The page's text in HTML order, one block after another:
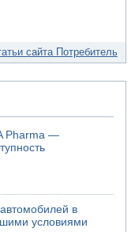
сайта Потребитель
Pharma —
в
условиями